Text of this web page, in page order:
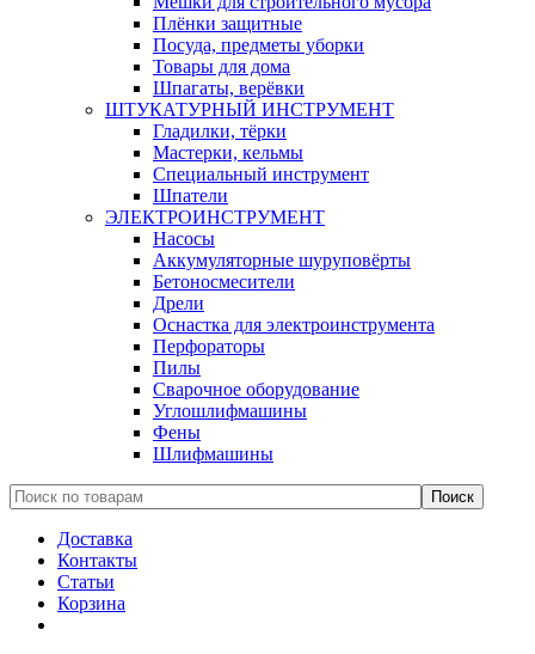
Плёнки защитные
Посуда, предметы уборки
Товары для дома
Шпагаты, верёвки
ШТУКАТУРНЫЙ ИНСТРУМЕНТ
Гладилки, тёрки
Мастерки, кельмы
Специальный инструмент
Шпатели
ЭЛЕКТРОИНСТРУМЕНТ
Насосы
Аккумуляторные шуруповёрты
Бетоносмесители
Дрели
Оснастка для электроинструмента
Перфораторы
Пилы
Сварочное оборудование
Углошлифмашины
Фены
Шлифмашины
Доставка
Контакты
Статьи
Корзина